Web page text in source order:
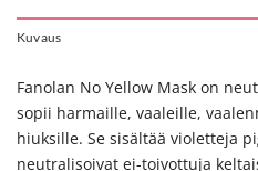
Kuvaus
Fanolan No Yellow Mask on
sopii harmaille, vaaleille,
hiuksille. Se sisältää violetteja
neutralisoivat ei-toivottuja